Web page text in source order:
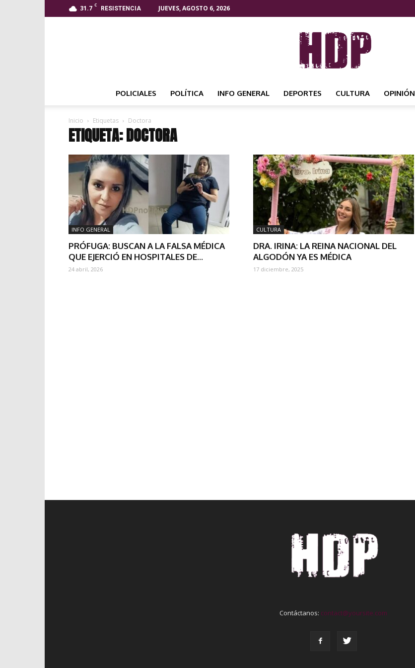
31.7 C
RESISTENCIA JUEVES, AGOSTO 6, 2026
NOTICIAS
POLICIALES POLÍTICA INFO GENERAL DEPORTES CULTURA OPINIÓN
Inicio Etiquetas Doctora
ETIQUETA: DOCTORA
INFO GENERAL
PRÓFUGA: BUSCAN A LA FALSA MÉDICA
QUE EJERCIÓ EN HOSPITALES DE...
24 abril, 2026
CULTURA
DRA. IRINA: LA REINA NACIONAL DEL
ALGODÓN YA ES MÉDICA
17 diciembre, 2025
Contáctanos: contact@yoursite.com